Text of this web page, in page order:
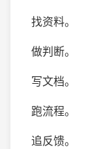
找资料。
做判断。
写文档。
跑流程。
追反馈。